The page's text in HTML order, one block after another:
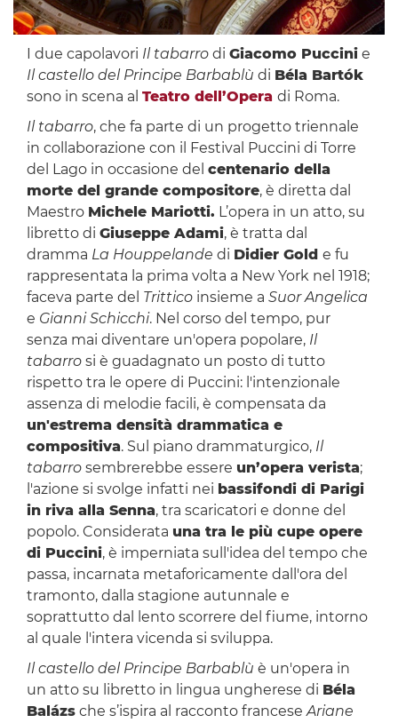
I due capolavori Il tabarrodi Giacomo Puccinie
Il castello del Principe Barbablù di Béla Bartók
sono in scena al Teatro dell’Opera di Roma.
Il tabarro, che fa parte di un progetto triennale
in collaborazione con il Festival Puccini di Torre
del Lago in occasione del centenario della
morte del grande compositore, è diretta dal
Maestro Michele Mariotti. L’opera in un atto, su
libretto di Giuseppe Adami, è tratta dal
dramma La Houppelande di Didier Gold e fu
rappresentata la prima volta a New York nel 1918;
faceva parte del Tritticoinsieme a Suor Angelica
e Gianni Schicchi. Nel corso del tempo, pur
senza mai diventare un'opera popolare, Il
tabarrosi è guadagnato un posto di tutto
rispetto tra le opere di Puccini: l'intenzionale
assenza di melodie facili, è compensata da
un'estrema densità drammatica e
compositiva. Sul piano drammaturgico, Il
tabarro sembrerebbe essere un’opera verista;
l'azione si svolge infatti nei bassifondi di Parigi
in riva alla Senna, tra scaricatori e donne del
popolo. Considerata una tra le più cupe opere
di Puccini, è imperniata sull'idea del tempo che
passa, incarnata metaforicamente dall'ora del
tramonto, dalla stagione autunnale e
soprattutto dal lento scorrere del fiume, intorno
al quale l'intera vicenda si sviluppa.
Il castello del Principe Barbablù è un'opera in
un atto su libretto in lingua ungherese di Béla
Balázsche s’ispira al racconto franceseAriane